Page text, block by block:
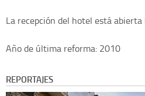
La recepción del hotel está abierta
Año de última reforma: 2010
REPORTAJES